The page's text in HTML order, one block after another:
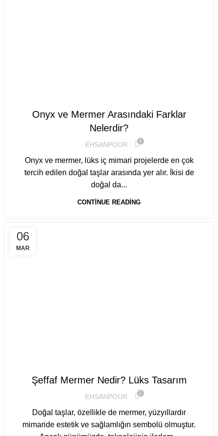
Onyx ve Mermer Arasındaki Farklar
Nelerdir?
EHSANPOUR 0
Onyx ve mermer, lüks iç mimari projelerde en çok
tercih edilen doğal taşlar arasında yer alır. İkisi de
doğal da...
CONTINUE READING
06
MAR
Şeffaf Mermer Nedir? Lüks Tasarım
EHSANPOUR 2
Doğal taşlar, özellikle de mermer, yüzyıllardır
mimaride estetik ve sağlamlığın sembolü olmuştur.